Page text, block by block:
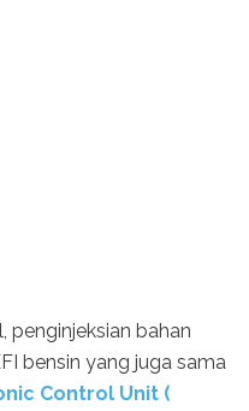
penginjeksian bahan
bensin yang juga sama
Control Unit (